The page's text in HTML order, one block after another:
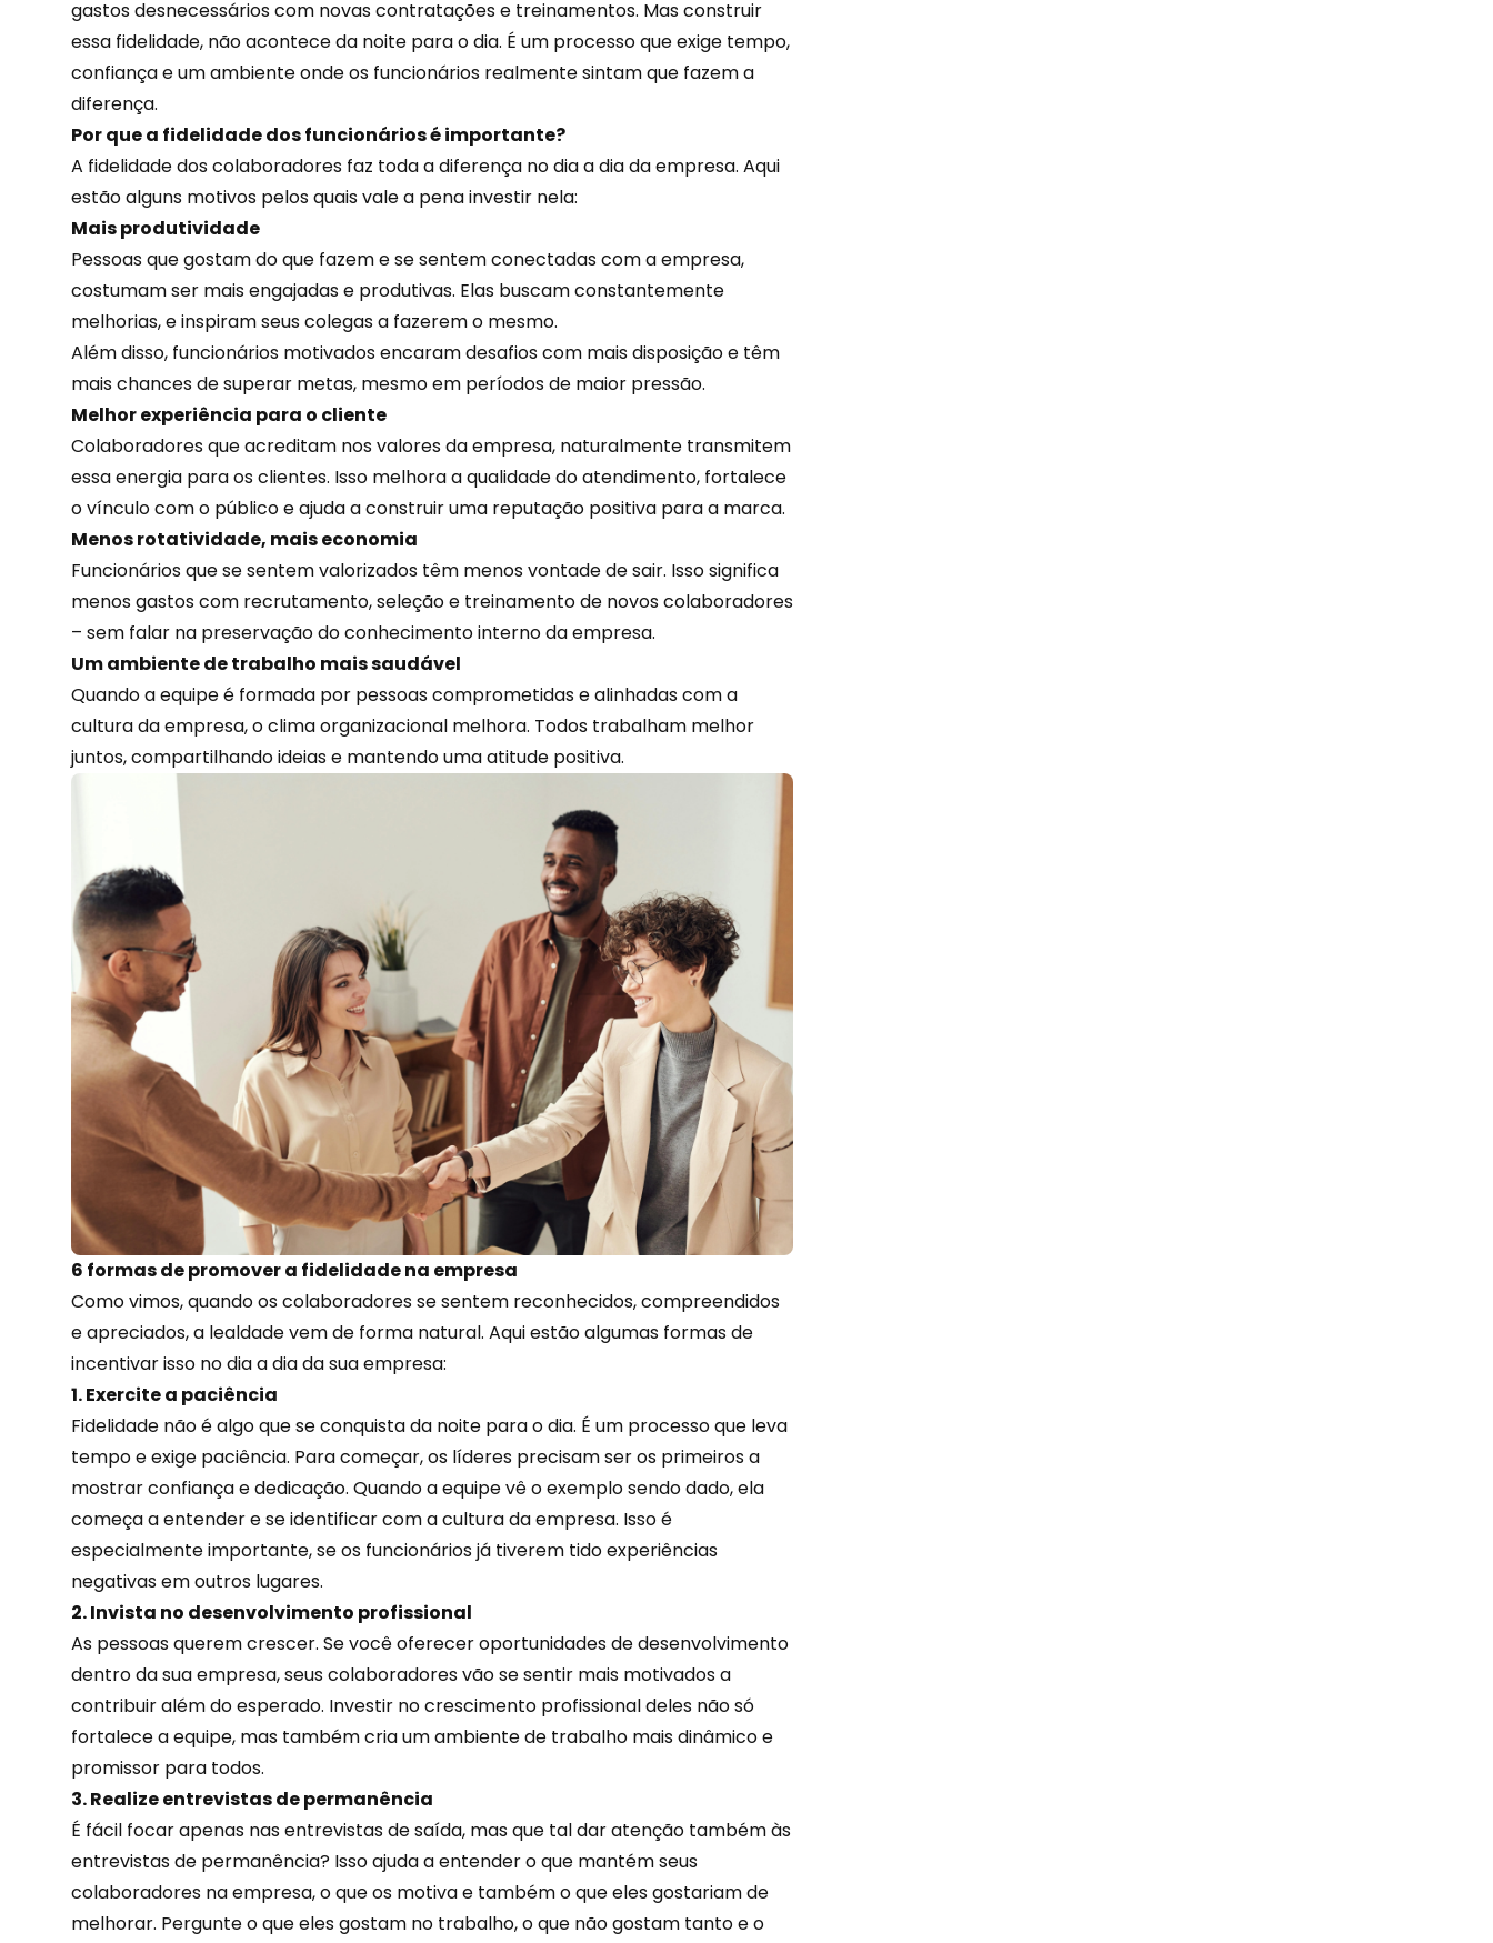
gastosdesnecessários com novas contratações e treinamentos. Mas construir
essa fidelidade, não acontece da noite para o dia. É um processo que exige tempo,
confiança e um ambiente onde os funcionários realmente sintam que fazem a
diferença.
Por que a fidelidade dos funcionários é importante?
A fidelidade dos colaboradores faz toda a diferença no dia a dia da empresa. Aqui
estão alguns motivos pelos quais vale a pena investir nela:
Mais produtividade
Pessoas que gostam do que fazem e se sentemconectadascom a empresa,
costumam ser mais engajadas e produtivas. Elas buscam constantemente
melhorias, e inspiram seus colegas a fazerem o mesmo.
Além disso, funcionários motivados encaram desafios com mais disposição e têm
mais chances de superar metas, mesmo em períodos de maior pressão.
Melhor experiência para o cliente
Colaboradores que acreditam nos valores da empresa, naturalmente transmitem
essa energia para os clientes. Isso melhora aqualidadedo atendimento, fortalece
o vínculo com o público e ajuda a construir uma reputação positiva para a marca.
Menos rotatividade, mais economia
Funcionários que se sentem valorizados têm menos vontade de sair. Isso significa
menos gastos com recrutamento, seleção e treinamento de novos colaboradores
– sem falar na preservação do conhecimento interno da empresa.
Um ambiente de trabalho mais saudável
Quando a equipe é formada por pessoas comprometidas e alinhadas com a
cultura da empresa, o clima organizacional melhora. Todos trabalham melhor
juntos, compartilhando ideias e mantendo uma atitude positiva.
6 formas de promover a fidelidade na empresa
Como vimos, quando os colaboradores se sentem reconhecidos, compreendidos
e apreciados, a lealdade vem de forma natural. Aqui estão algumas formas de
incentivar isso no dia a dia da sua empresa:
1. Exercite a paciência
Fidelidade não é algo que se conquista da noite para o dia. É um processo que leva
tempo e exige paciência. Para começar, os líderes precisam ser os primeiros a
mostrar confiança e dedicação. Quando a equipe vê o exemplo sendo dado, ela
começa a entender e se identificar com a cultura da empresa. Isso é
especialmente importante, se os funcionários já tiverem tido experiências
negativas em outros lugares.
2. Invista no desenvolvimento profissional
As pessoas querem crescer. Se você oferecer oportunidades de desenvolvimento
dentro da sua empresa, seus colaboradores vão se sentir mais motivados a
contribuir além do esperado. Investir no crescimento profissional deles não só
fortalece a equipe, mas também cria um ambiente de trabalho mais dinâmico e
promissor para todos.
3. Realize entrevistas de permanência
É fácil focar apenas nas entrevistas de saída, mas que tal dar atenção também às
entrevistas de permanência? Isso ajuda a entender o que mantém seus
colaboradores na empresa, o que os motiva e também o que eles gostariam de
melhorar. Pergunte o que eles gostam no trabalho, o que não gostam tanto e o